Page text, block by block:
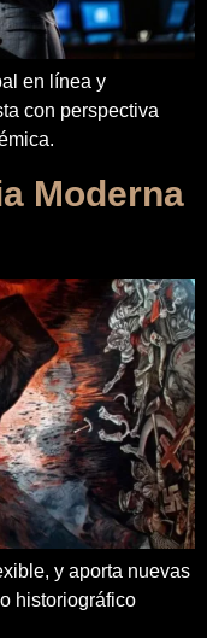
en línea y
con perspectiva
Moderna
y aporta nuevas
historiográfico